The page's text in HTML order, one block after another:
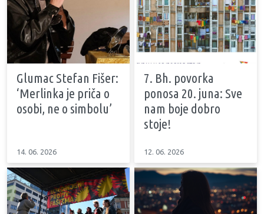
Glumac Stefan Fišer:
‘Merlinka je priča o
osobi, ne o simbolu’
14. 06. 2026
7. Bh. povorka
ponosa 20. juna: Sve
nam boje dobro
stoje!
12. 06. 2026